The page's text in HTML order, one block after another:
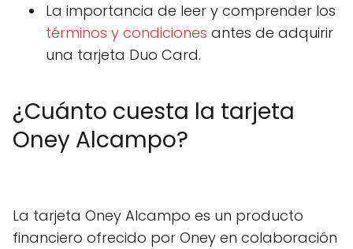
La importancia de leer y comprender los
términos y condiciones antes de adquirir
una tarjeta Duo Card.
¿Cuánto cuesta la tarjeta
Oney Alcampo?
La tarjeta Oney Alcampo es un producto
financiero ofrecido por Oney en colaboración